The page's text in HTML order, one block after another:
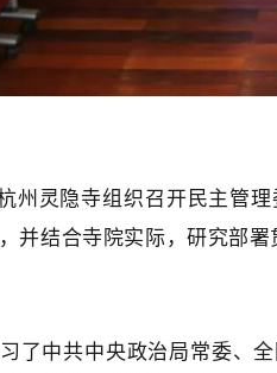
州灵隐寺组织召开民主管
并结合寺院实际，研究部署
了中共中央政治局常委、